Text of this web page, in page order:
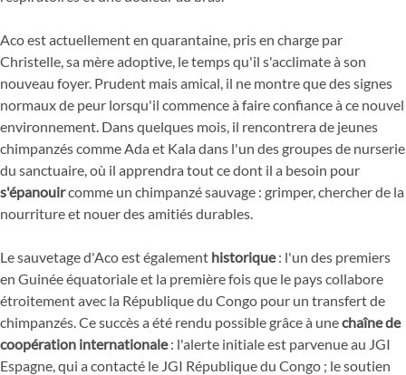
Aco est actuellement en quarantaine, pris en charge par
Christelle, sa mère adoptive, le temps qu'il s'acclimate à son
nouveau foyer. Prudent mais amical, il ne montre que des signes
normaux de peur lorsqu'il commence à faire confiance à ce nouvel
environnement. Dans quelques mois, il rencontrera de jeunes
chimpanzés comme Ada et Kala dans l'un des groupes de nurserie
du sanctuaire, où il apprendra tout ce dont il a besoin pour
s'épanouircomme un chimpanzé sauvage : grimper, chercher de la
nourriture et nouer des amitiés durables.
Le sauvetage d'Aco est également historique: l'un des premiers
en Guinée équatoriale et la première fois que le pays collabore
étroitement avec la République du Congo pour un transfert de
chimpanzés. Ce succès a été rendu possible grâce à unechaîne de
coopération internationale: l'alerte initiale est parvenue au JGI
Espagne, qui a contacté le JGI République du Congo ; le soutien